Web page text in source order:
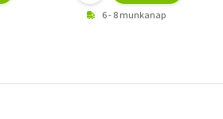
6 - 8 munkanap